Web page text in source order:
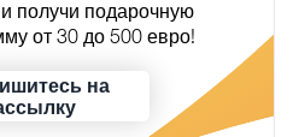
получи подарочную
от 30 до 500 евро!
на